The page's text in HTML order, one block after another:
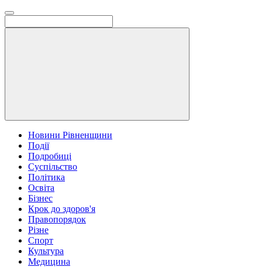
Новини Рівненщини
Події
Подробиці
Суспільство
Політика
Освіта
Бізнес
Крок до здоров'я
Правопорядок
Різне
Спорт
Культура
Медицина